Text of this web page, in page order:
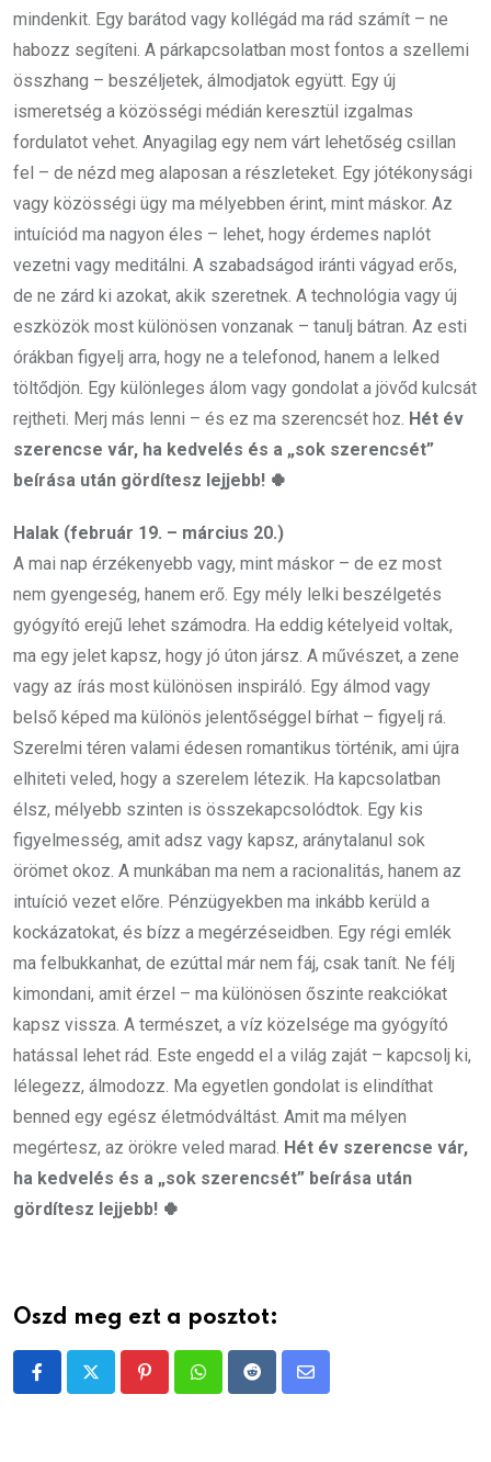
mindenkit. Egy barátod vagy kollégád ma rád számít – ne
habozz segíteni. A párkapcsolatban most fontos a szellemi
összhang – beszéljetek, álmodjatok együtt. Egy új
ismeretség a közösségi médián keresztül izgalmas
fordulatot vehet. Anyagilag egy nem várt lehetőség csillan
fel – de nézd meg alaposan a részleteket. Egy jótékonysági
vagy közösségi ügy ma mélyebben érint, mint máskor. Az
intuíciód ma nagyon éles – lehet, hogy érdemes naplót
vezetni vagy meditálni. A szabadságod iránti vágyad erős,
de ne zárd ki azokat, akik szeretnek. A technológia vagy új
eszközök most különösen vonzanak – tanulj bátran. Az esti
órákban figyelj arra, hogy ne a telefonod, hanem a lelked
töltődjön. Egy különleges álom vagy gondolat a jövőd kulcsát
rejtheti. Merj más lenni – és ez ma szerencsét hoz. Hét év
szerencse vár, ha kedvelés és a „sok szerencsét”
beírása után gördítesz lejjebb! 🍀
Halak (február 19. – március 20.)
A mai nap érzékenyebb vagy, mint máskor – de ez most
nem gyengeség, hanem erő. Egy mély lelki beszélgetés
gyógyító erejű lehet számodra. Ha eddig kételyeid voltak,
ma egy jelet kapsz, hogy jó úton jársz. A művészet, a zene
vagy az írás most különösen inspiráló. Egy álmod vagy
belső képed ma különös jelentőséggel bírhat – figyelj rá.
Szerelmi téren valami édesen romantikus történik, ami újra
elhiteti veled, hogy a szerelem létezik. Ha kapcsolatban
élsz, mélyebb szinten is összekapcsolódtok. Egy kis
figyelmesség, amit adsz vagy kapsz, aránytalanul sok
örömet okoz. A munkában ma nem a racionalitás, hanem az
intuíció vezet előre. Pénzügyekben ma inkább kerüld a
kockázatokat, és bízz a megérzéseidben. Egy régi emlék
ma felbukkanhat, de ezúttal már nem fáj, csak tanít. Ne félj
kimondani, amit érzel – ma különösen őszinte reakciókat
kapsz vissza. A természet, a víz közelsége ma gyógyító
hatással lehet rád. Este engedd el a világ zaját – kapcsolj ki,
lélegezz, álmodozz. Ma egyetlen gondolat is elindíthat
benned egy egész életmódváltást. Amit ma mélyen
megértesz, az örökre veled marad. Hét év szerencse vár,
ha kedvelés és a „sok szerencsét” beírása után
gördítesz lejjebb! 🍀
Oszd meg ezt a posztot:
PinterestWhatsappRedditShare